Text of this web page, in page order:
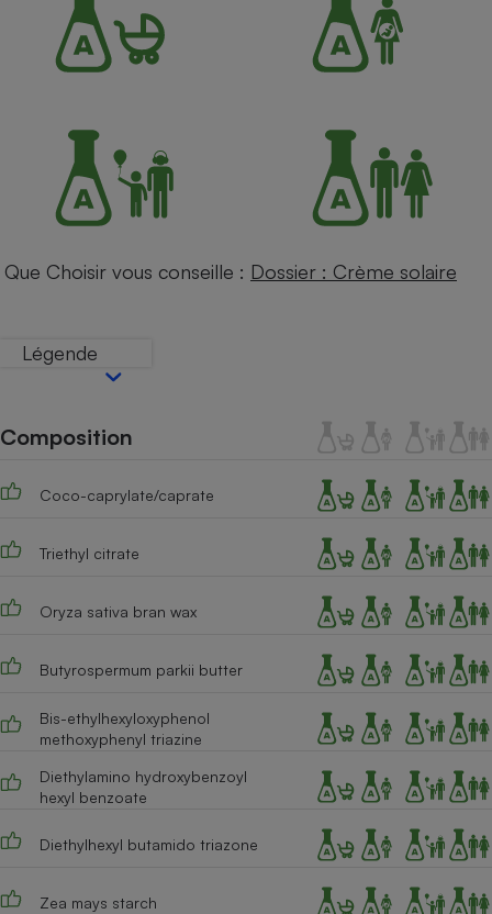
Que Choisir vous conseille : Dossier : Crème solaire
Légende
Composition
Coco-caprylate/caprate
Triethyl citrate
Oryza sativa bran wax
Butyrospermum parkii butter
Bis-ethylhexyloxyphenol
methoxyphenyl triazine
Diethylamino hydroxybenzoyl
hexyl benzoate
Diethylhexyl butamido triazone
Zea mays starch
Complément
alimentaire
Petit électroménager -
Plaque de cuisson à
induction
Climatiseur -
Ventilateur
Téléviseur
Téléphone mobile -
Antivirus
Matelas
Radiateur électrique
Climatiseur -
Ventilateur